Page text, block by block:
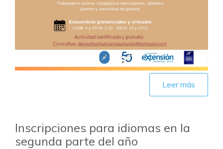
Leer más
Inscripciones para idiomas en la
segunda parte del año